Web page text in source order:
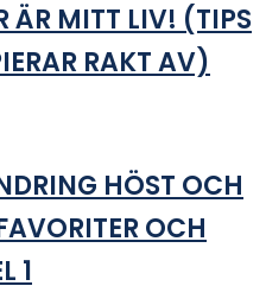
ÄR MITT LIV! (TIPS
RAKT AV)
HÖST OCH
OCH
1